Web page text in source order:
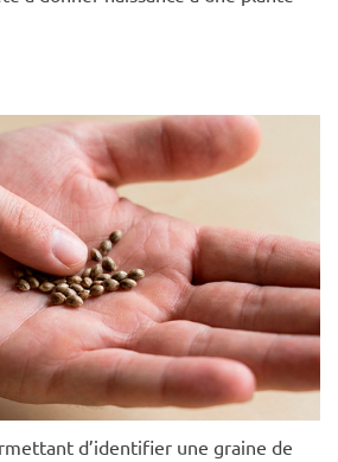
d’identifier une graine de